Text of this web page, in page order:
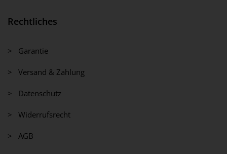
Rechtliches
> Garantie
> Versand & Zahlung
> Datenschutz
> Widerrufsrecht
> AGB